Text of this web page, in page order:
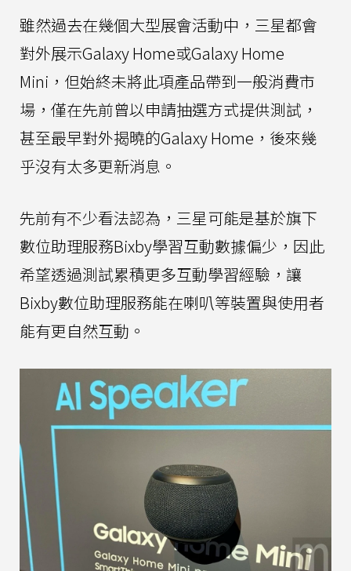
雖然過去在幾個大型展會活動中，三星都會
對外展示Galaxy Home或Galaxy Home
Mini，但始終未將此項產品帶到一般消費市
場，僅在先前曾以申請抽選方式提供測試，
甚至最早對外揭曉的Galaxy Home，後來幾
乎沒有太多更新消息。
先前有不少看法認為，三星可能是基於旗下
數位助理服務Bixby學習互動數據偏少，因此
希望透過測試累積更多互動學習經驗，讓
Bixby數位助理服務能在喇叭等裝置與使用者
能有更自然互動。